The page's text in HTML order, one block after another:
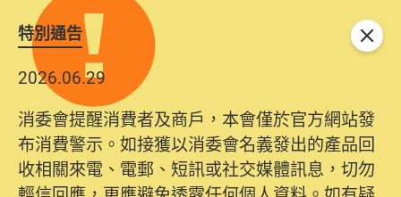
特別通告
2026.06.29
消委會提醒消費者及商戶，本會僅於官方網站發
布消費警示。如接獲以消委會名義發出的產品回
收相關來電、電郵、短訊或社交媒體訊息，切勿
關閉